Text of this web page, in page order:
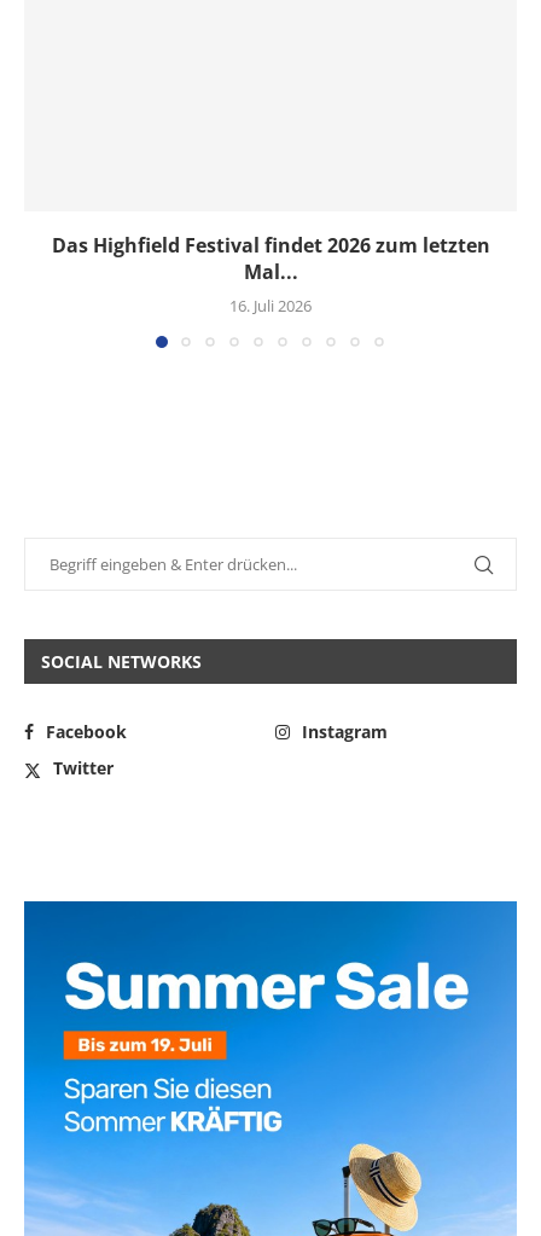
Das Highfield Festival findet 2026 zum letzten
Mal...
16. Juli 2026
SOCIAL NETWORKS
Facebook
Instagram
Twitter